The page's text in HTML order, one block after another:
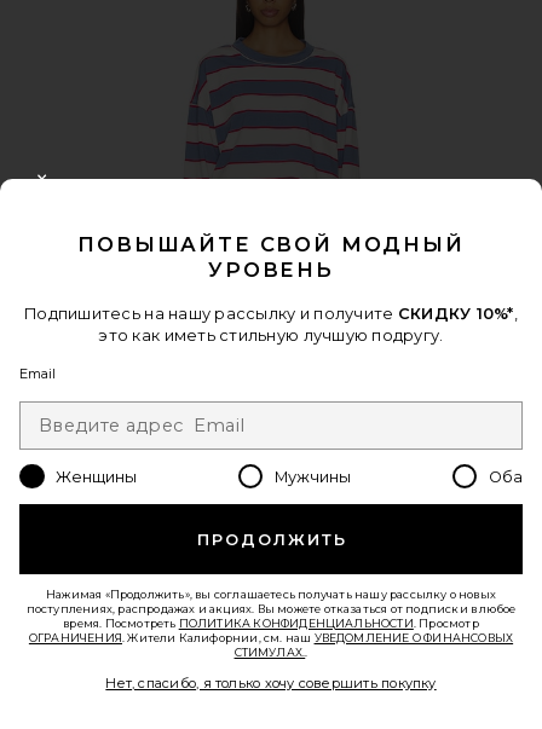
Лидер Продаж
Favorite ПЛАТЬЕ ASTRID
ПОВЫШАЙТЕ СВОЙ МОДНЫЙ
УРОВЕНЬ
Подпишитесь на нашу рассылку и получите СКИДКУ 10%*
это как иметь стильную лучшую подругу.
Email
Женщины Мужчины Оба
ПРОДОЛЖИТЬ
Нажимая «Продолжить», вы соглашаетесь получать нашу рассылку о новых
поступлениях, распродажах и акциях. Вы можете отказаться от подписки в любое
время. Посмотреть ПОЛИТИКА КОНФИДЕНЦИАЛЬНОСТИ . Просмотр
ОГРАНИЧЕНИЯ . Жители Калифорнии, см. наш УВЕДОМЛЕНИЕ О ФИНАНСОВЫХ
СТИМУЛАХ.
Нет, спасибо, я только хочу совершить покупку